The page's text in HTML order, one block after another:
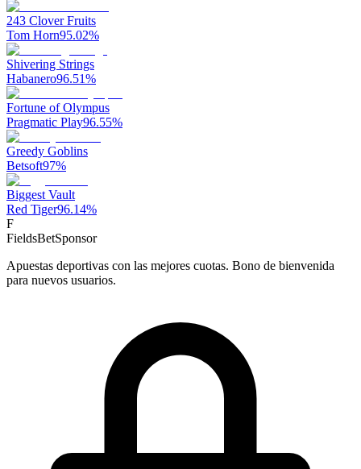
243 Clover Fruits
Tom Horn95.02%
Shivering Strings
Habanero96.51%
Fortune of Olympus
Pragmatic Play96.55%
Greedy Goblins
Betsoft97%
Biggest Vault
Red Tiger96.14%
F
FieldsBetSponsor
Apuestas deportivas con las mejores cuotas. Bono de bienvenida
para nuevos usuarios.